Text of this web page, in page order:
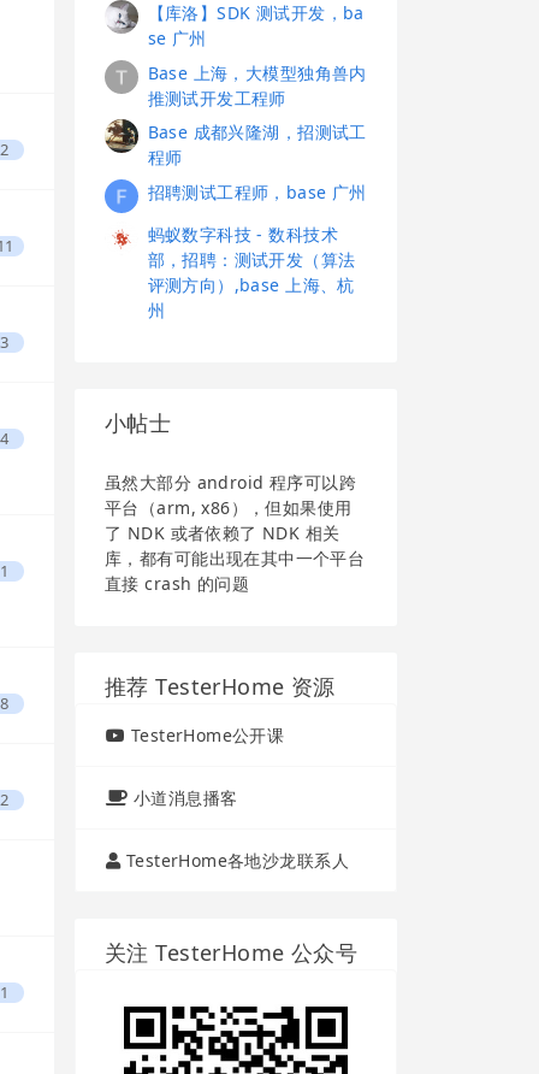
2
3
4
1
8
2
1
【库洛】SDK 测试开发，ba
se 广州
Base 上海，大模型独角兽内
推测试开发工程师
Base 成都兴隆湖，招测试工
程师
招聘测试工程师，base 广州
蚂蚁数字科技 - 数科技术
部，招聘：测试开发（算法
评测方向）,base 上海、杭
州
小帖士
虽然大部分 android 程序可以跨
平台（arm, x86），但如果使用
了 NDK 或者依赖了 NDK 相关
库，都有可能出现在其中一个平台
直接 crash 的问题
推荐 TesterHome 资源
TesterHome公开课
小道消息播客
TesterHome各地沙龙联系人
关注 TesterHome 公众号